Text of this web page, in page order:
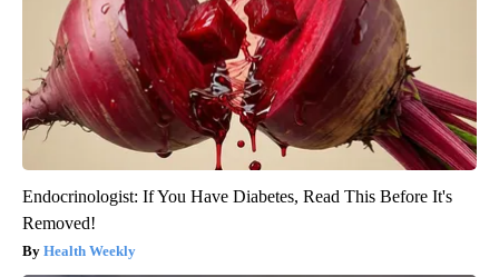
Endocrinologist: If You Have Diabetes, Read This Before It's
Removed!
Health Weekly